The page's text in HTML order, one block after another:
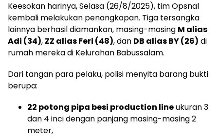
Keesokan harinya, Selasa (26/8/2025), tim Opsnal
kembali melakukan penangkapan. Tiga tersangka
lainnya berhasil diamankan, masing-masing M alias
Adi (34), ZZ alias Feri (48), dan DB alias BY (26) di
rumah mereka di Kelurahan Babussalam.
Dari tangan para pelaku, polisi menyita barang bukti
berupa:
22 potong pipa besi production lineukuran 3
dan 4 inci dengan panjang masing-masing 2
meter,